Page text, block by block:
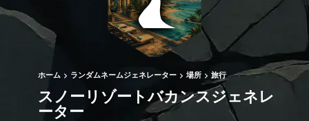
ホーム ランダムネームジェネレーター 場所 旅行
スノーリゾートバカンスジェネレ
ーター